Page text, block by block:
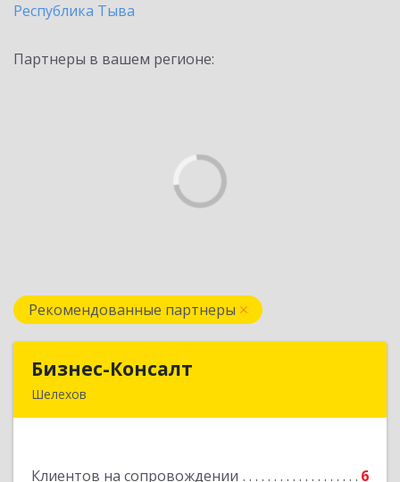
Республика Тыва
Партнеры в вашем регионе:
Рекомендованные партнеры
Бизнес-Консалт
Шелехов
Клиентов на сопровождении 6
Подробнее